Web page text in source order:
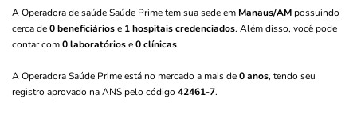
A Operadora de saúde Saúde Prime tem sua sede em Manaus/AMpossuindo
cerca de0 beneficiáriose 1 hospitais credenciados. Além disso, você pode
contar com0 laboratóriose0 clínicas.
A Operadora Saúde Prime está no mercado a mais de0 anos, tendo seu
registro aprovado na ANS pelo código 42461-7.